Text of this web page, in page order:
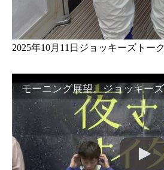
2025年10月11日ジョッキーズトー